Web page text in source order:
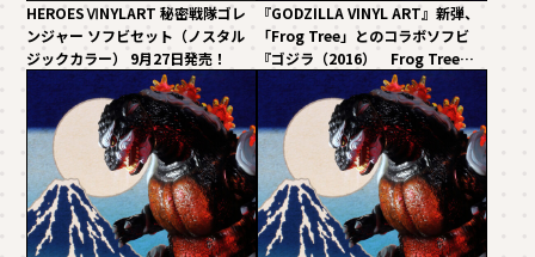
HEROESⅥNYLART 秘密戦隊ゴレ
ンジャー ソフビセット（ノスタル
ジックカラー） 9月27日発売！
『GODZILLA VINYL ART』新弾、
「Frog Tree」とのコラボソフビ
『ゴジラ（2016） Frog Tree
(ノーマル)(バーニングレッドカラ
ー)』が登場！！